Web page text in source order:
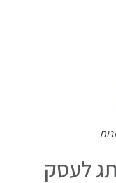
לעסק